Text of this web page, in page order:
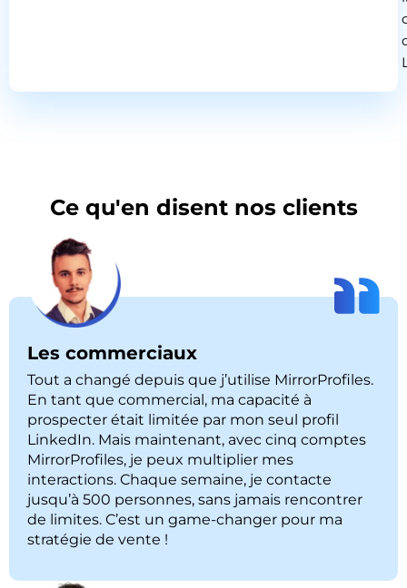
Ce qu'en disent nos clients
Les commerciaux
Tout a changé depuis que j’utilise MirrorProfiles.
En tant que commercial, ma capacité à
prospecter était limitée par mon seul profil
LinkedIn. Mais maintenant, avec cinq comptes
MirrorProfiles, je peux multiplier mes
interactions. Chaque semaine, je contacte
jusqu’à 500 personnes, sans jamais rencontrer
de limites. C’est un game-changer pour ma
stratégie de vente !